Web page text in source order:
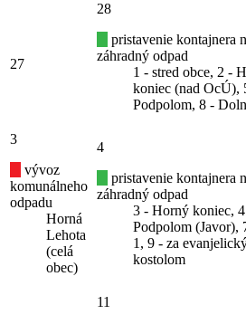
27
28
pristavenie kontajnera
záhradný odpad
1 - stred obce, 2 -
koniec (nad OcÚ),
Podpolom, 8 -
3
vývoz
komunálneho
odpadu
Horná
Lehota
(celá
obec)
4
pristavenie kontajnera
záhradný odpad
3 - Horný koniec,
Podpolom (Javor),
1, 9 - za
kostolom
11